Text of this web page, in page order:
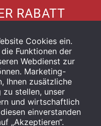
RABATT
und
Vorteilen!
>
Cookies ein.
Funktionen der
Webdienst zur
Marketing-
Ihnen zusätzliche
zu stellen, unser
und wirtschaftlich
einverstanden
„Akzeptieren“.